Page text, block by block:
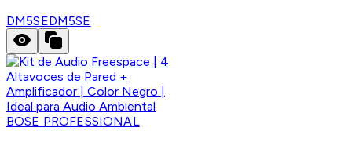
DM5SEDM5SE
BOSE PROFESSIONAL